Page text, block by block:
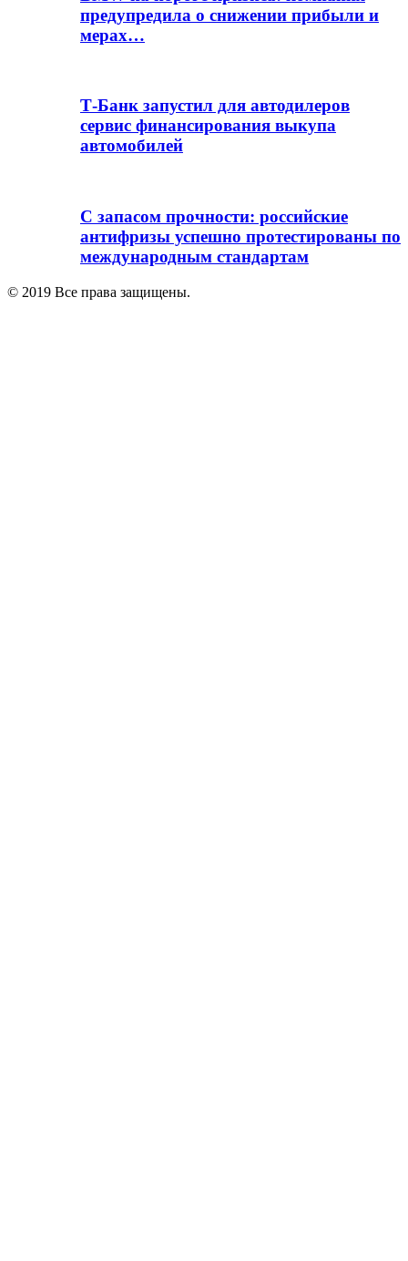
предупредила о снижении прибыли и
мерах…
Т-Банк запустил для автодилеров
сервис финансирования выкупа
автомобилей
С запасом прочности: российские
антифризы успешно протестированы по
международным стандартам
© 2019 Все права защищены.